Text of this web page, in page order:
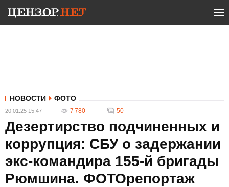
НОВОСТИ ФОТО
20.01.25 15:47 7 780 50
Дезертирство подчиненных и
коррупция: СБУ о задержании
экс-командира 155-й бригады
Рюмшина. ФОТОрепортаж